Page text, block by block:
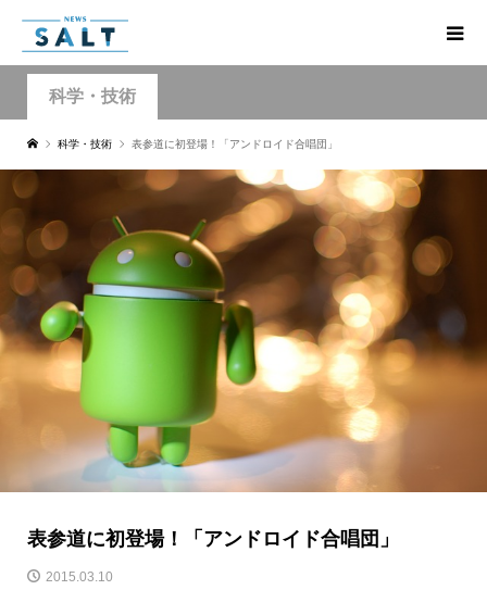
科学・技術
科学・技術 表参道に初登場！「アンドロイド合唱団」
表参道に初登場！「アンドロイド合唱団」
2015.03.10